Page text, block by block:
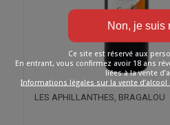
LES APHILLANTHES, BRAGALOU
Ce site est réservé aux
En entrant, vous confirmez avoir 18 ans
liées à la vente
Informations légales sur la vente